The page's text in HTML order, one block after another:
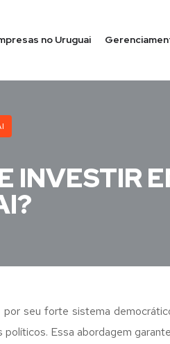
no Uruguai
INVESTIR
seu forte sistema
políticos. Essa abordagem